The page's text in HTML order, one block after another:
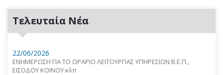
Τελευταία Νέα
22/06/2026
ΕΝΗΜΕΡΩΣΗ ΓΙΑ ΤΟ ΩΡΑΡΙΟ ΛΕΙΤΟΥΡΓΙΑΣ ΥΠΗΡΕΣΙΩΝ Β.Ε.Π.,
ΕΙΣΟΔΟΥ ΚΟΙΝΟΥ κλπ